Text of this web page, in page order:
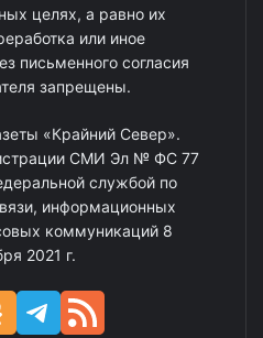
целях, а равно их
или иное
письменного согласия
запрещены.
«Крайний Север».
СМИ Эл № ФС 77
службой по
информационных
коммуникаций 8
2021 г.